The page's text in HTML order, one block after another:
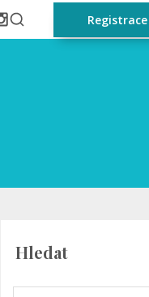
Registrace
Hledat